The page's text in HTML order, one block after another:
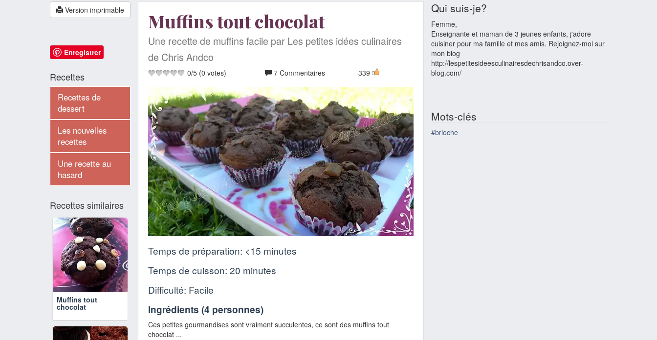
Muffins tout chocolat
Une recette de muffins facile par Les petites idées culinaires
de Chris Andco
0/5 (0 votes) 7 Commentaires 339
Temps de préparation: <15 minutes
Temps de cuisson: 20 minutes
Difficulté: Facile
Ingrédients (4 personnes)
Ces petites gourmandises sont vraiment succulentes, ce sont des muffins tout
chocolat ...
Version imprimable
Enregistrer
Recettes
Recettes de
dessert
Les nouvelles
recettes
Une recette au
hasard
Recettes similaires
Muffins tout
chocolat
Qui suis-je?
Femme,
Enseignante et maman de 3 jeunes enfants, j'adore
cuisiner pour ma famille et mes amis. Rejoignez-moi sur
mon blog
http://lespetitesideesculinairesdechrisandco.over-
blog.com/
Mots-clés
#brioche